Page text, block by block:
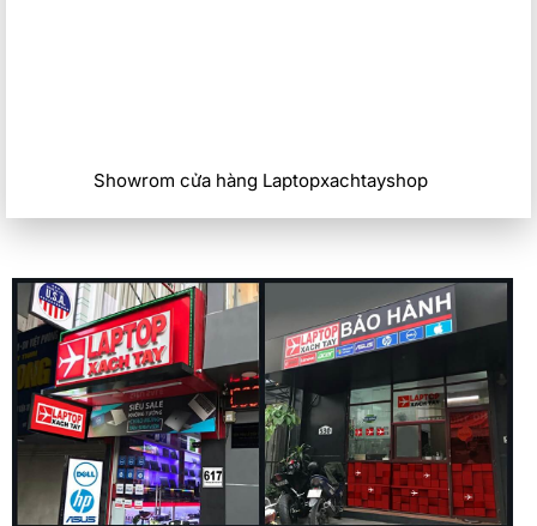
Showrom cửa hàng Laptopxachtayshop